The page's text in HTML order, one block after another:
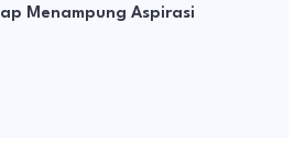
Menampung Aspirasi